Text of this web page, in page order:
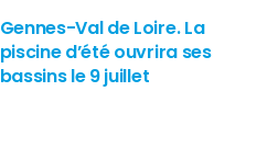
Gennes-Val de Loire. La
piscine d’été ouvrira ses
bassins le 9 juillet